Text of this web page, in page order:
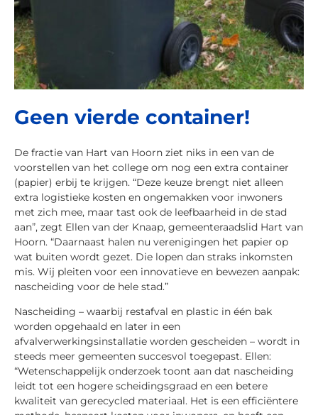
Geen vierde container!
De fractie van Hart van Hoorn ziet niks in een van de
voorstellen van het college om nog een extra container
(papier) erbij te krijgen. “Deze keuze brengt niet alleen
extra logistieke kosten en ongemakken voor inwoners
met zich mee, maar tast ook de leefbaarheid in de stad
aan”, zegt Ellen van der Knaap, gemeenteraadslid Hart van
Hoorn. “Daarnaast halen nu verenigingen het papier op
wat buiten wordt gezet. Die lopen dan straks inkomsten
mis. Wij pleiten voor een innovatieve en bewezen aanpak:
nascheiding voor de hele stad.”
Nascheiding – waarbij restafval en plastic in één bak
worden opgehaald en later in een
afvalverwerkingsinstallatie worden gescheiden – wordt in
steeds meer gemeenten succesvol toegepast. Ellen:
“Wetenschappelijk onderzoek toont aan dat nascheiding
leidt tot een hogere scheidingsgraad en een betere
kwaliteit van gerecycled materiaal. Het is een efficiëntere